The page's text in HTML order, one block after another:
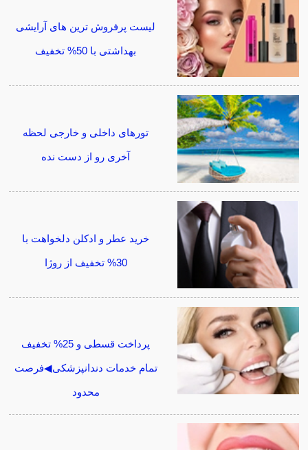
لیست پرفروش ترین های آرایشی
بهداشتی با 50% تخفیف
تورهای داخلی و خارجی لحظه
آخری رو از دست نده
خرید عطر و ادکلن دلخواهت با
30% تخفیف از روژا
پرداخت قسطی و 25% تخفیف
تمام خدمات دندانپزشکی◀فرصت
محدود